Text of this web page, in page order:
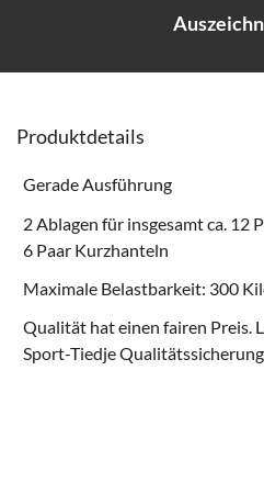
Produktdetails
Gerade Ausführung
2 Ablagen für insgesamt ca. 12
6 Paar Kurzhanteln
Maximale Belastbarkeit: 300
Qualität hat einen fairen Preis.
Sport-Tiedje Qualitätssicherung